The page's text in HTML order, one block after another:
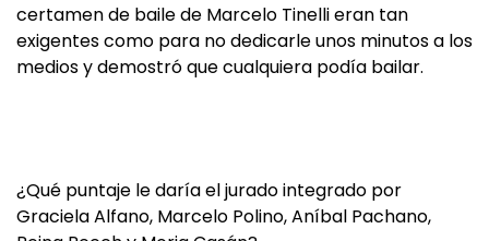
certamen de baile de Marcelo Tinelli eran tan
exigentes como para no dedicarle unos minutos a los
medios y demostró que cualquiera podía bailar.
¿Qué puntaje le daría el jurado integrado por
Graciela Alfano, Marcelo Polino, Aníbal Pachano,